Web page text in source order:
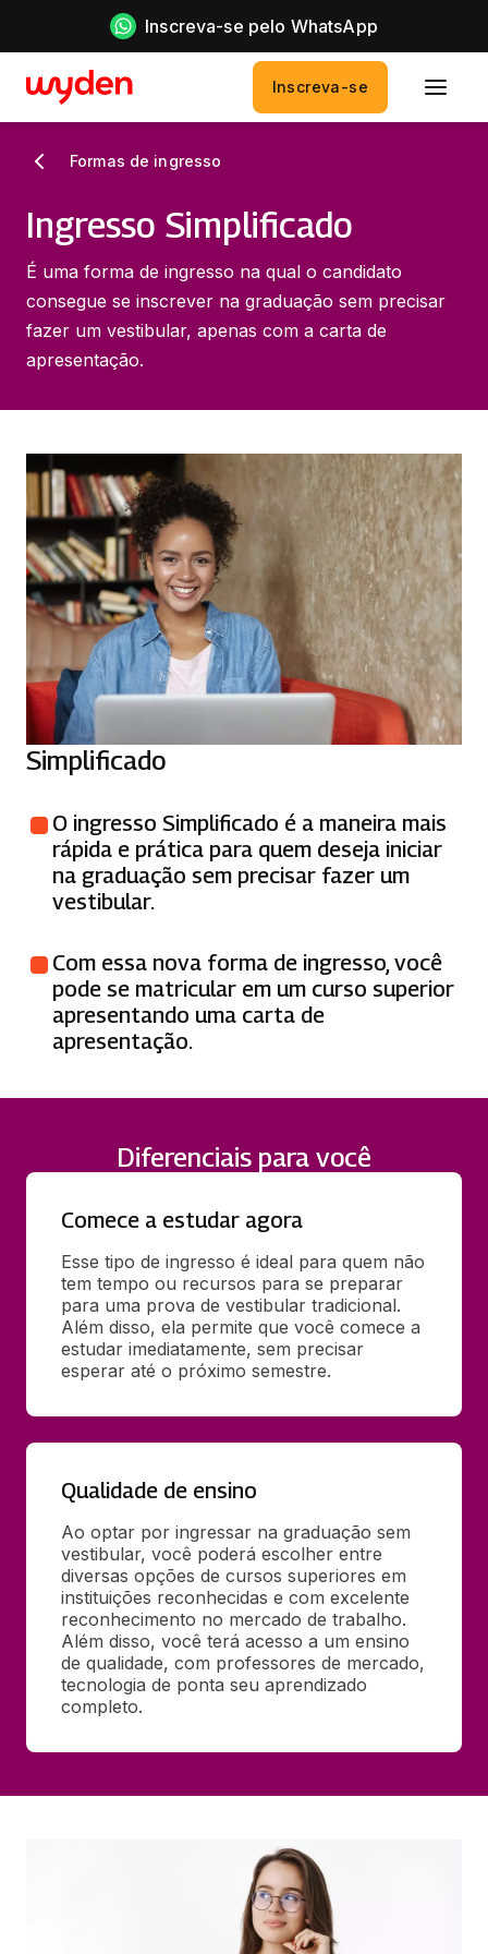
Inscreva-se pelo WhatsApp
Inscreva-se
Formas de ingresso
Ingresso Simplificado
É uma forma de ingresso na qual o candidato
consegue se inscrever na graduação sem precisar
fazer um vestibular, apenas com a carta de
apresentação.
Simplificado
O ingresso Simplificado é a maneira mais
rápida e prática para quem deseja iniciar
na graduação sem precisar fazer um
vestibular.
Com essa nova forma de ingresso, você
pode se matricular em um curso superior
apresentando uma carta de
apresentação.
Diferenciais para você
Comece a estudar agora
Esse tipo de ingresso é ideal para quem não
tem tempo ou recursos para se preparar
para uma prova de vestibular tradicional.
Além disso, ela permite que você comece a
estudar imediatamente, sem precisar
esperar até o próximo semestre.
Qualidade de ensino
Ao optar por ingressar na graduação sem
vestibular, você poderá escolher entre
diversas opções de cursos superiores em
instituições reconhecidas e com excelente
reconhecimento no mercado de trabalho.
Além disso, você terá acesso a um ensino
de qualidade, com professores de mercado,
tecnologia de ponta seu aprendizado
completo.